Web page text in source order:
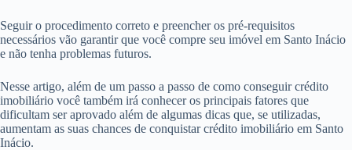
Seguir o procedimento correto e preencher os pré-requisitos
necessários vão garantir que você compre seu imóvel em Santo Inácio
e não tenha problemas futuros.
Nesse artigo, além de um passo a passo de como conseguir crédito
imobiliário você também irá conhecer os principais fatores que
dificultam ser aprovado além de algumas dicas que, se utilizadas,
aumentam as suas chances de conquistar crédito imobiliário em Santo
Inácio.